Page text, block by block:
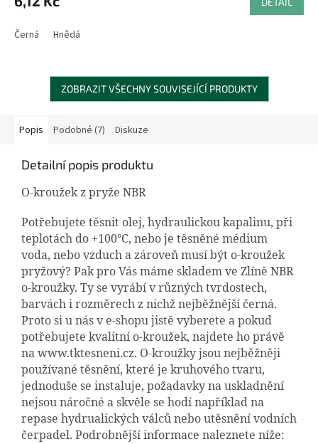
Černá Hnědá
ZOBRAZIT VŠECHNY SOUVISEJÍCÍ PRODUKTY
Popis Podobné (7) Diskuze
Detailní popis produktu
O-kroužek z pryže NBR
Potřebujete těsnit olej, hydraulickou kapalinu, při
teplotách do +100°C, nebo je těsněné médium
voda, nebo vzduch a zároveň musí být o-kroužek
pryžový? Pak pro Vás máme skladem ve Zlíně NBR
o-kroužky. Ty se vyrábí v různých tvrdostech,
barvách i rozměrech z nichž nejběžnější černá.
Proto si u nás v e-shopu jistě vyberete a pokud
potřebujete kvalitní o-kroužek, najdete ho právě
na www.tktesneni.cz. O-kroužky jsou nejběžněji
používané těsnění, které je kruhového tvaru,
jednoduše se instaluje, požadavky na uskladnění
nejsou náročné a skvěle se hodí například na
repase hydrualických válců nebo utěsnění vodních
čerpadel. Podrobnější informace naleznete níže: